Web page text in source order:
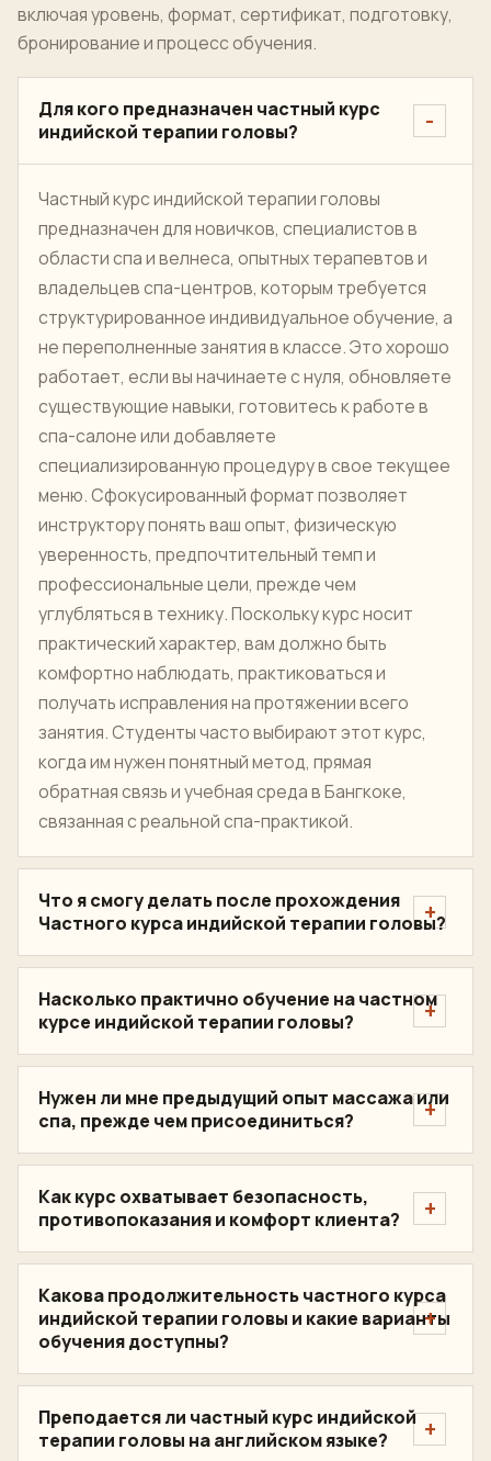
включая уровень, формат, сертификат, подготовку,
бронирование и процесс обучения.
Для кого предназначен частный курс
индийской терапии головы?
Частный курс индийской терапии головы
предназначен для новичков, специалистов в
области спа и велнеса, опытных терапевтов и
владельцев спа-центров, которым требуется
структурированное индивидуальное обучение, а
не переполненные занятия в классе. Это хорошо
работает, если вы начинаете с нуля, обновляете
существующие навыки, готовитесь к работе в
спа-салоне или добавляете
специализированную процедуру в свое текущее
меню. Сфокусированный формат позволяет
инструктору понять ваш опыт, физическую
уверенность, предпочтительный темп и
профессиональные цели, прежде чем
углубляться в технику. Поскольку курс носит
практический характер, вам должно быть
комфортно наблюдать, практиковаться и
получать исправления на протяжении всего
занятия. Студенты часто выбирают этот курс,
когда им нужен понятный метод, прямая
обратная связь и учебная среда в Бангкоке,
связанная с реальной спа-практикой.
Что я смогу делать после прохождения
Частного курса индийской терапии головы?
Насколько практично обучение на частном
курсе индийской терапии головы?
Нужен ли мне предыдущий опыт массажа или
спа, прежде чем присоединиться?
Как курс охватывает безопасность,
противопоказания и комфорт клиента?
Какова продолжительность частного курса
индийской терапии головы и какие варианты
обучения доступны?
Преподается ли частный курс индийской
терапии головы на английском языке?